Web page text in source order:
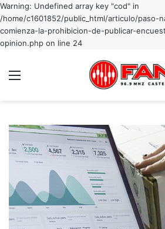
Warning: Undefined array key "cod" in
/home/c1601852/public_html/articulo/paso-
comienza-la-prohibicion-de-publicar-
opinion.php on line 24